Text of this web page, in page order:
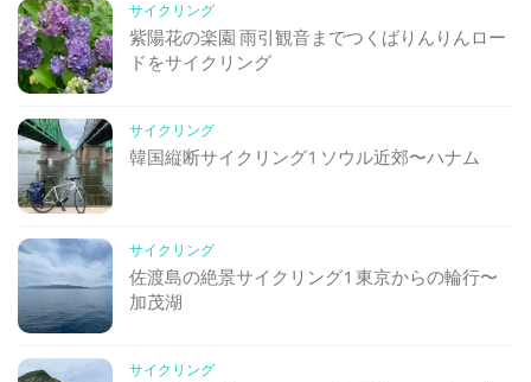
サイクリング
紫陽花の楽園 雨引観音までつくばりんりんロー
ドをサイクリング
サイクリング
韓国縦断サイクリング1 ソウル近郊〜ハナム
サイクリング
佐渡島の絶景サイクリング1 東京からの輪行〜
加茂湖
サイクリング